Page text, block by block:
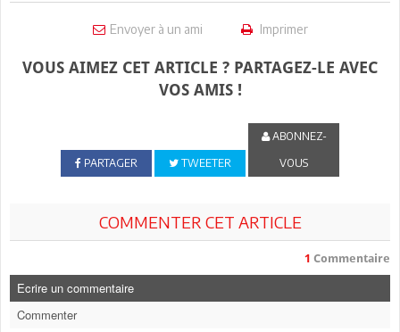
Envoyer à un ami Imprimer
VOUS AIMEZ CET ARTICLE ? PARTAGEZ-LE AVEC
VOS AMIS !
PARTAGER TWEETER
ABONNEZ-
VOUS
COMMENTER CET ARTICLE
1 Commentaire
Ecrire un commentaire
Commenter